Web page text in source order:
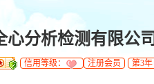
心分析检测有限公
信用等级： 注册会员 第3年